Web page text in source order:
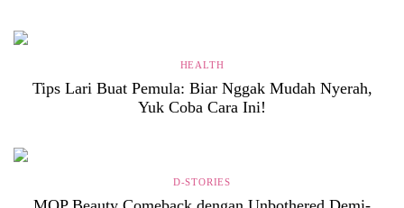
HEALTH
Tips Lari Buat Pemula: Biar Nggak Mudah Nyerah,
Yuk Coba Cara Ini!
D-STORIES